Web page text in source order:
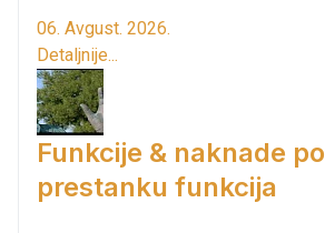
06. Avgust. 2026.
Detaljnije...
Funkcije & naknade po
prestanku funkcija